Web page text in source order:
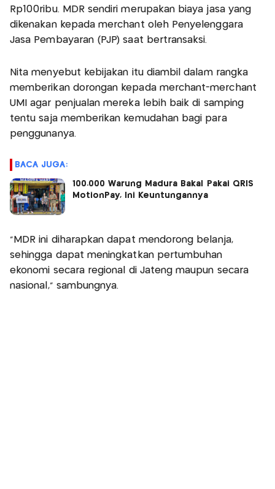
Rp100ribu. MDR sendiri merupakan biaya jasa yang
dikenakan kepada merchant oleh Penyelenggara
Jasa Pembayaran (PJP) saat bertransaksi.
Nita menyebut kebijakan itu diambil dalam rangka
memberikan dorongan kepada merchant-merchant
UMI agar penjualan mereka lebih baik di samping
tentu saja memberikan kemudahan bagi para
penggunanya.
BACA JUGA:
100.000 Warung Madura Bakal Pakai QRIS
MotionPay, Ini Keuntungannya
"MDR ini diharapkan dapat mendorong belanja,
sehingga dapat meningkatkan pertumbuhan
ekonomi secara regional di Jateng maupun secara
nasional," sambungnya.